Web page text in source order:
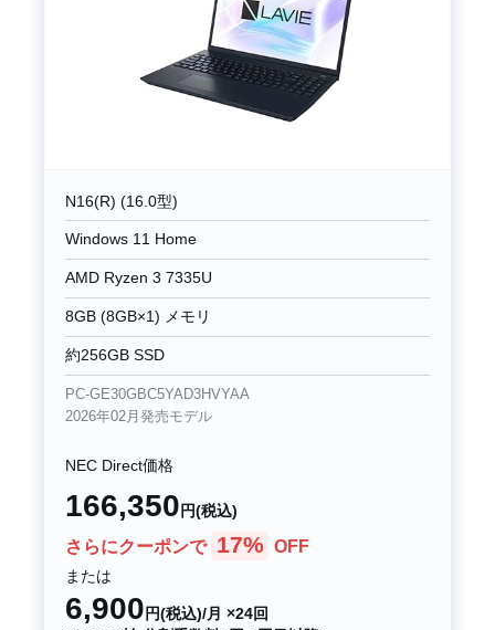
N16(R) (16.0型)
Windows 11 Home
AMD Ryzen 3 7335U
8GB (8GB×1) メモリ
約256GB SSD
PC-GE30GBC5YAD3HVYAA
2026年02月発売モデル
NEC Direct価格
166,350 円(税込)
さらにクーポンで 17% OFF
または
6,900 円(税込)/月 ×24回